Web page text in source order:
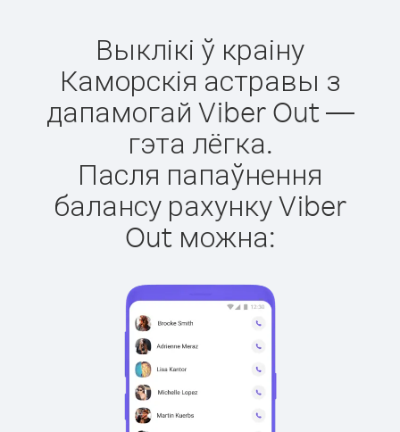
Выклікі ў краіну
Каморскія астравы з
дапамогай Viber Out —
гэта лёгка.
Пасля папаўнення
балансу рахунку Viber
Out можна: